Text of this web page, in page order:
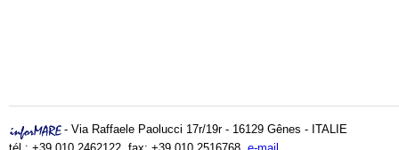
- Via Raffaele Paolucci 17r/19r - 16129 Gênes - ITALIE